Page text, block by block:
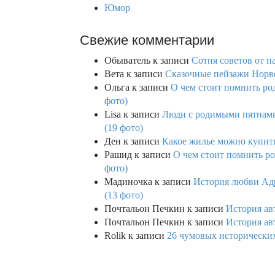
Юмор
Свежие комментарии
Обыватель к записи Сотня советов от
Вета к записи Сказочные пейзажи
Ольга к записи О чем стоит помнить
фото)
Lisa к записи Люди с родимыми
(19 фото)
Ден к записи Какое жилье можно
Рашид к записи О чем стоит помнить
фото)
Мадиночка к записи История любви
(13 фото)
Почтальон Печкин к записи История
Почтальон Печкин к записи История
Rolik к записи 26 чумовых